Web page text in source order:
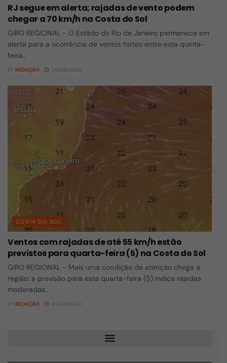
RJ segue em alerta; rajadas de vento podem
chegar a 70 km/h na Costa do Sol
GIRO REGIONAL - O Estado do Rio de Janeiro permanece em
alerta para a ocorrência de ventos fortes entre esta quinta-
feira...
BY REDAÇÃO 06/08/2026
COSTA DO SOL
Ventos com rajadas de até 55 km/h estão
previstos para quarta-feira (5) na Costa do Sol
GIRO REGIONAL - Mais uma condição de atenção chega à
região: a previsão para esta quarta-feira (5) indica rajadas
moderadas...
BY REDAÇÃO 05/08/2026